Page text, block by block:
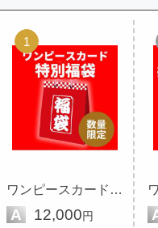
1
ワンピースカード 豪華 福袋 限定
A 12,000円